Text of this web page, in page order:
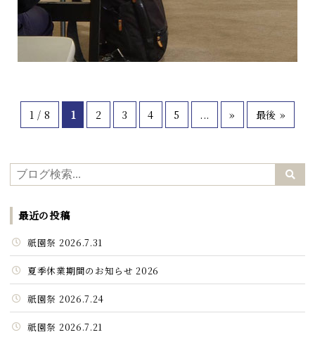
1 / 8 1 2 3 4 5 ... » 最後 »
最近の投稿
祇園祭 2026.7.31
夏季休業期間のお知らせ 2026
祇園祭 2026.7.24
祇園祭 2026.7.21